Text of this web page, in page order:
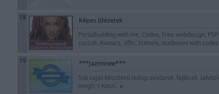
18 Képes Idézetek
Portalbuilding with me, Codes, Free webdesign,
cuccok. Avatars, affis, buttons, textboxes with
19 ***Jazminee***
Sok saját-készítésű dolog: avatarok, fejlécek,
meg!!! :) Köszi. »